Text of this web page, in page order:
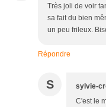
Très joli de voir
sa fait du bien
un peu frileux.
Répondre
S sylvie-
C'est le